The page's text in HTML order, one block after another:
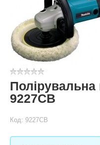
9227СВ
Код: 9227СВ